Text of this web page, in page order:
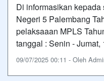
Di informasikan
Negeri 5 Palembang
pelaksaaan MPLS
tanggal : Senin -
09/07/2025 00:11 - Oleh